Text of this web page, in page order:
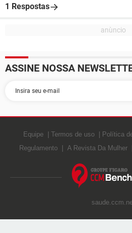
1 Respostas
ASSINE NOSSA
Equipe Termos de uso Política
Regulamento
A Revista Da Mulher